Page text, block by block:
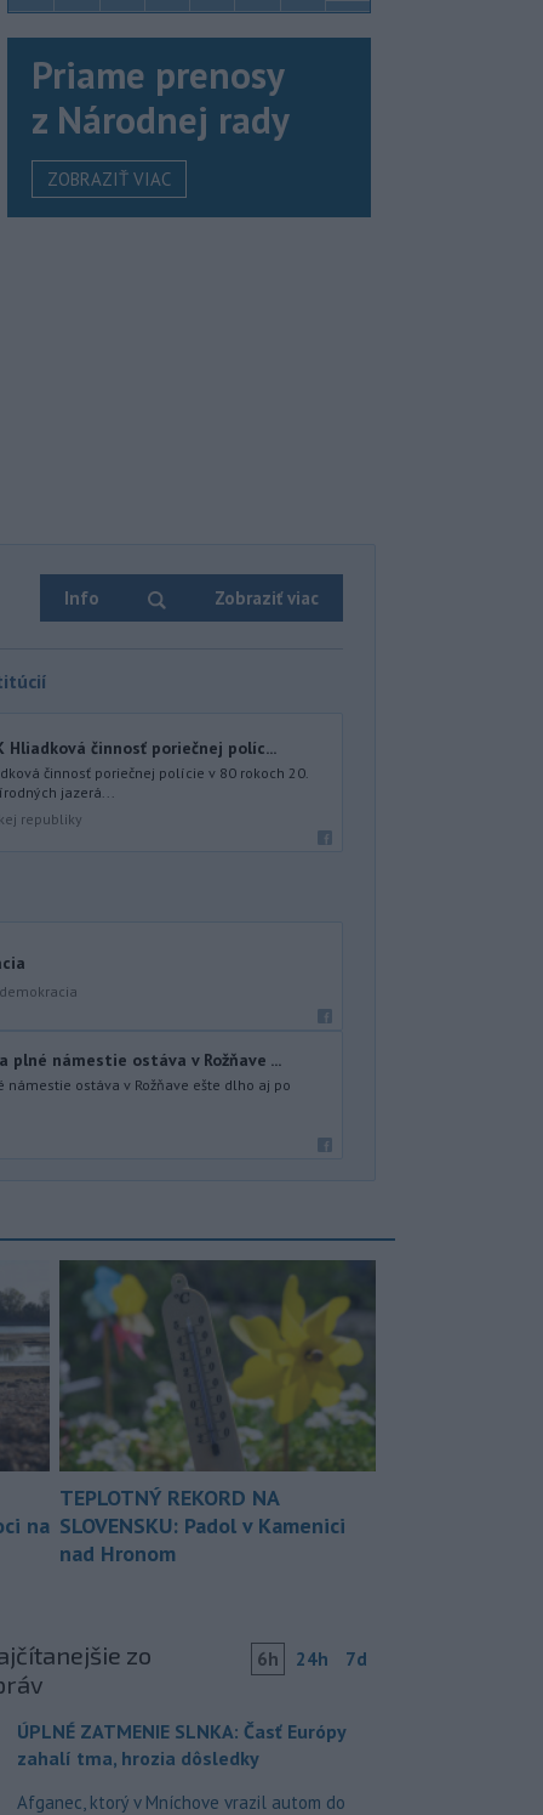
Priame prenosy
z Národnej rady
ZOBRAZIŤ VIAC
Info Zobraziť viac
Hliadková činnosť poriečnej políc...
činnosť poriečnej polície v 80 rokoch 20.
jazerá...
republiky
námestie ostáva v Rožňave ...
ostáva v Rožňave ešte dlho aj po
na
TEPLOTNÝ REKORD NA
SLOVENSKU: Padol v Kamenici
nad Hronom
zo
6h 24h 7d
ÚPLNÉ ZATMENIE SLNKA: Časť Európy
zahalí tma, hrozia dôsledky
Afganec, ktorý v Mníchove vrazil autom do